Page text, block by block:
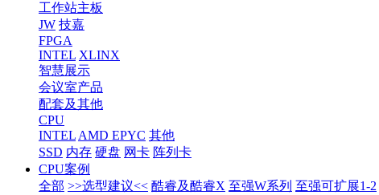
工作站主板
JW 技嘉
FPGA
INTEL XLINX
智慧展示
会议室产品
配套及其他
CPU
INTEL AMD EPYC 其他
SSD 内存 硬盘 网卡 阵列卡
CPU案例
全部 >>选型建议<< 酷睿及酷睿X 至强W系列 至强可扩展1-2